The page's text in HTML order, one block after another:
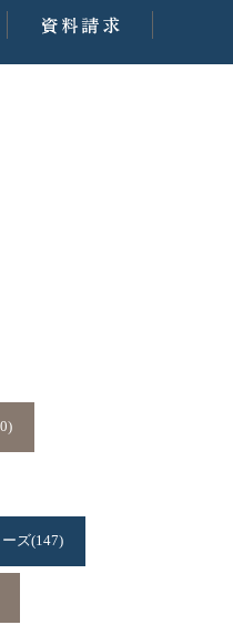
ズ(147)